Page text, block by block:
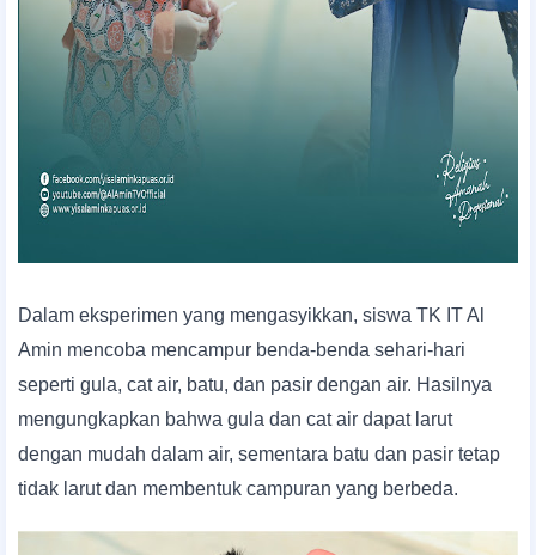
Dalam eksperimen yang mengasyikkan, siswa TK IT Al
Amin mencoba mencampur benda-benda sehari-hari
seperti gula, cat air, batu, dan pasir dengan air. Hasilnya
mengungkapkan bahwa gula dan cat air dapat larut
dengan mudah dalam air, sementara batu dan pasir tetap
tidak larut dan membentuk campuran yang berbeda.